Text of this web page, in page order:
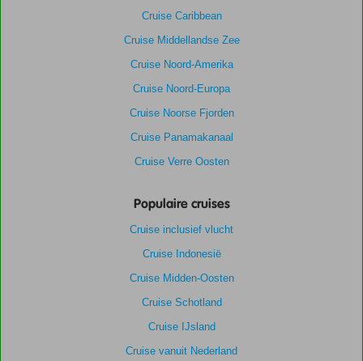
Cruise Caribbean
Cruise Middellandse Zee
Cruise Noord-Amerika
Cruise Noord-Europa
Cruise Noorse Fjorden
Cruise Panamakanaal
Cruise Verre Oosten
Populaire cruises
Cruise inclusief vlucht
Cruise Indonesië
Cruise Midden-Oosten
Cruise Schotland
Cruise IJsland
Cruise vanuit Nederland